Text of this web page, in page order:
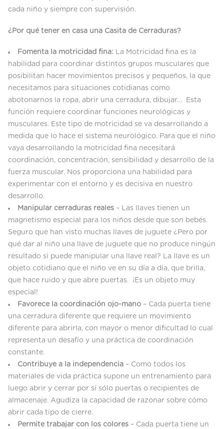
cada niño y siempre con supervisión.
¿Por qué tener en casa una Casita de Cerraduras?
Fomenta la motricidad fina: La Motricidad fina es la
habilidad para coordinar distintos grupos musculares que
posibilitan hacer movimientos precisos y pequeños, la que
necesitamos para situaciones cotidianas como
abotonarnos la ropa, abrir una cerradura, dibujar… Esta
función requiere coordinar funciones neurológicas y
musculares. Este tipo de motricidad se va desarrollando a
medida que lo hace el sistema neurológico. Para que el niño
vaya desarrollando la motricidad fina necesitará
coordinación, concentración, sensibilidad y desarrollo de la
fuerza muscular. Nos proporciona una habilidad para
experimentar con el entorno y es decisiva en nuestro
desarrollo.
Manipular cerraduras reales – Las llaves tienen un
magnetismo especial para los niños desde que son bebés.
Seguro que han visto muchas llaves de juguete ¿Pero por
qué dar al niño una llave de juguete que no produce ningún
resultado si puede manipular una llave real? La llave es un
objeto cotidiano que el niño ve en su día a día, que brilla,
que hace ruido y que abre puertas. ¡Es un objeto muy
especial!
Favorece la coordinación ojo-mano – Cada puerta tiene
una cerradura diferente que requiere un movimiento
diferente para abrirla, con mayor o menor dificultad lo cual
representa un desafío y una práctica de coordinación
constante.
Contribuye a la independencia – Como todos los
materiales de vida práctica supone un entrenamiento para
luego abrir y cerrar por sí sólo puertas o recipientes de
almacenaje. Agudiza la capacidad de razonar sobre cómo
abrir cada tipo de cierre.
Permite trabajar con los colores – Cada puerta tiene un